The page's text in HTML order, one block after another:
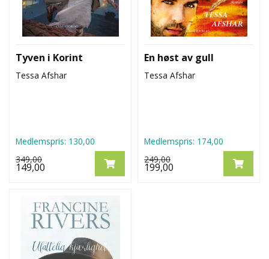
Tyven i Korint
Tessa Afshar
Medlemspris: 130,00
349,00
149,00
En høst av gull
Tessa Afshar
Medlemspris: 174,00
249,00
199,00